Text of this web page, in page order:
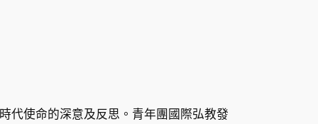
使命的深意及反思。青年團國際弘教發